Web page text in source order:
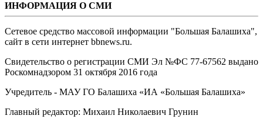
ИНФОРМАЦИЯ О СМИ
Сетевое средство массовой информации "Большая Балашиха",
сайт в сети интернет bbnews.ru.
Свидетельство о регистрации СМИ Эл №ФС ‎77-67562 выдано
Роскомнадзором 31 октября 2016 года
Учредитель - МАУ ГО Балашиха «ИА «Большая Балашиха»
Главный редактор: Михаил Николаевич Грунин